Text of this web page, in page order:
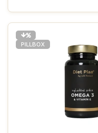
PILLBOX